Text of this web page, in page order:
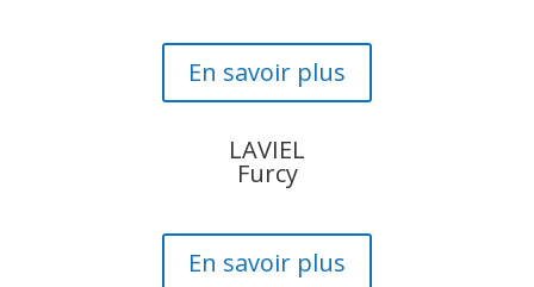
En savoir plus
LAVIEL
Furcy
En savoir plus